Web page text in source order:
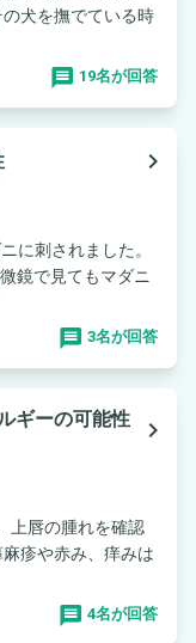
19名が回答
navigate_next
に刺されました。
鏡で見てもマダニ
3名が回答
ギーの可能性
navigate_next
上唇の腫れを確認
疹や赤み、痒みは
4名が回答